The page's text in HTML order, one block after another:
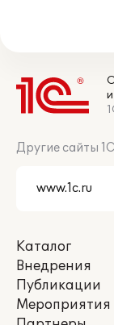
Другие сайты 1С
Каталог
Внедрения
Публикации
Мероприятия